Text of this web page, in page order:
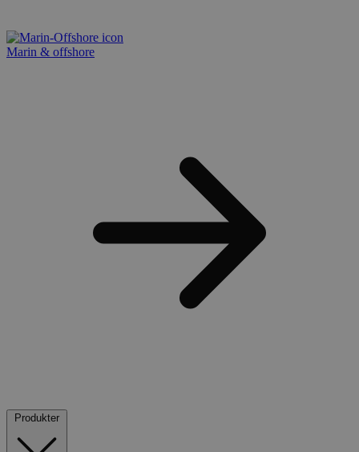
Marin & offshore
Produkter